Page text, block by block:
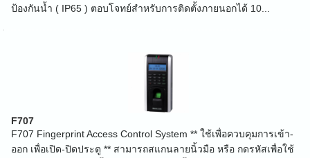
ป้องกันน้ำ ( IP65 ) ตอบโจทย์สำหรับการติดตั้งภายนอกได้ 10...
F707
F707 Fingerprint Access Control System ** ใช้เพื่อควบคุมการเข้า-
ออก เพื่อเปิด-ปิดประตู ** สามารถสแกนลายนิ้วมือ หรือ กดรหัสเพื่อใช้